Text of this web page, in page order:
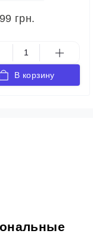
грн.
В корзину